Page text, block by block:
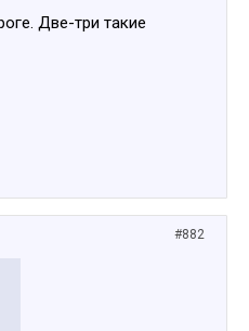
Две-три такие
#882